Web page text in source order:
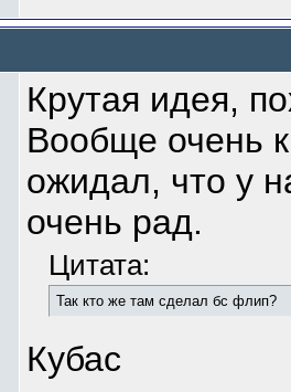
Крутая идея,
Вообще очень
ожидал, что у
очень рад.
Цитата:
Так кто же там сделал бс флип?
Кубас